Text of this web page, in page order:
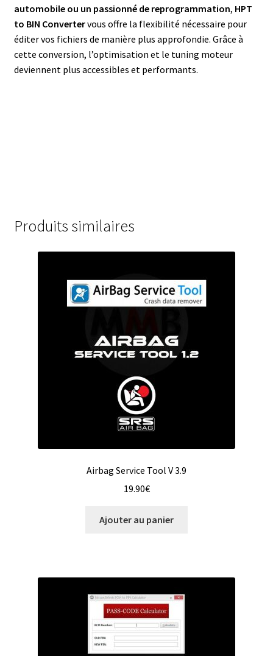
automobile ou un passionné de reprogrammation, HPT
to BIN Convertervous offre la flexibilité nécessaire pour
éditer vos fichiers de manière plus approfondie. Grâce à
cette conversion, l’optimisation et le tuning moteur
deviennent plus accessibles et performants.
Produits similaires
Airbag Service Tool V 3.9
19.90€
Ajouter au panier